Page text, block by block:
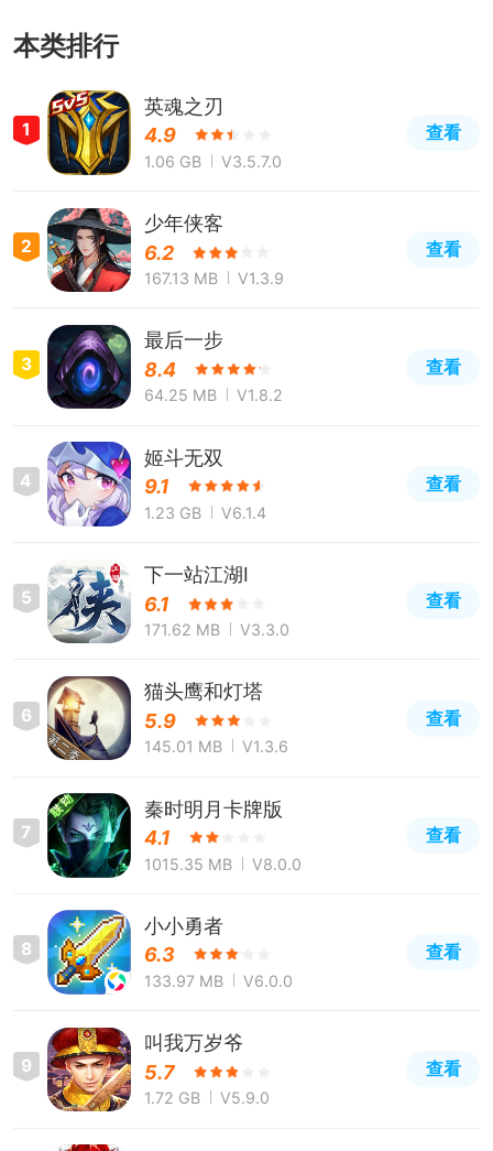
本类排行
1
英魂之刃
4.9
1.06 GB V3.5.7.0
查看
2
少年侠客
6.2
167.13 MB V1.3.9
查看
3
最后一步
8.4
64.25 MB V1.8.2
查看
4
姬斗无双
9.1
1.23 GB V6.1.4
查看
5
下一站江湖Ⅰ
6.1
171.62 MB V3.3.0
查看
6
猫头鹰和灯塔
5.9
145.01 MB V1.3.6
查看
7
秦时明月卡牌版
4.1
1015.35 MB V8.0.0
查看
8
小小勇者
6.3
133.97 MB V6.0.0
查看
9
叫我万岁爷
5.7
1.72 GB V5.9.0
查看